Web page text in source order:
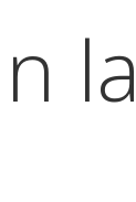
la